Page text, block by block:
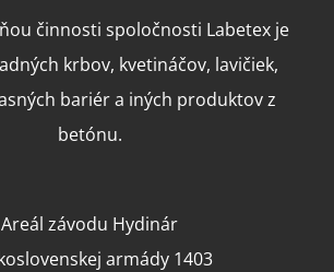
činnosti spoločnosti Labetex je
krbov, kvetináčov, lavičiek,
bariér a iných produktov z
betónu.
Areál závodu Hydinár
armády 1403